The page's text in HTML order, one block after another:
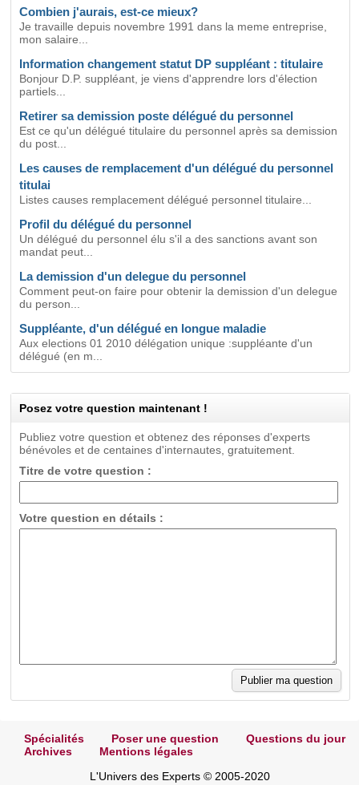
Combien j'aurais, est-ce mieux?
Je travaille depuis novembre 1991 dans la meme entreprise,
mon salaire...
Information changement statut DP suppléant : titulaire
Bonjour D.P. suppléant, je viens d'apprendre lors d'élection
partiels...
Retirer sa demission poste délégué du personnel
Est ce qu'un délégué titulaire du personnel après sa demission
du post...
Les causes de remplacement d'un délégué du personnel
titulai
Listes causes remplacement délégué personnel titulaire...
Profil du délégué du personnel
Un délégué du personnel élu s'il a des sanctions avant son
mandat peut...
La demission d'un delegue du personnel
Comment peut-on faire pour obtenir la demission d'un delegue
du person...
Suppléante, d'un délégué en longue maladie
Aux elections 01 2010 délégation unique :suppléante d'un
délégué (en m...
Posez votre question maintenant !
Publiez votre question et obtenez des réponses d'experts
bénévoles et de centaines d'internautes, gratuitement.
Titre de votre question :
Votre question en détails :
Spécialités Poser une question
Questions du jour
Archives
Mentions légales
L'Univers des Experts © 2005-2020